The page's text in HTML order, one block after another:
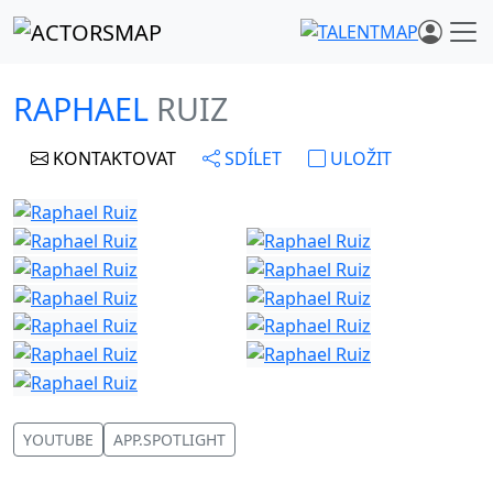
RAPHAEL RUIZ
KONTAKTOVAT SDÍLET ULOŽIT
YOUTUBE APP.SPOTLIGHT